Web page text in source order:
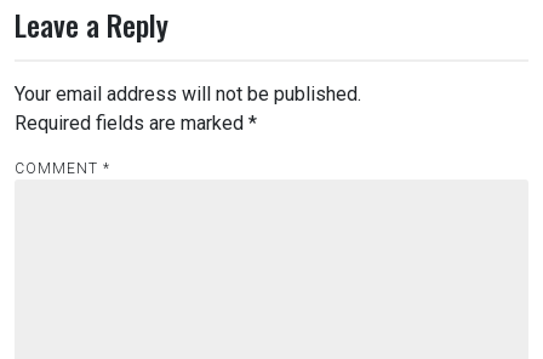
Leave a Reply
Your email address will not be published.
Required fields are marked *
COMMENT *